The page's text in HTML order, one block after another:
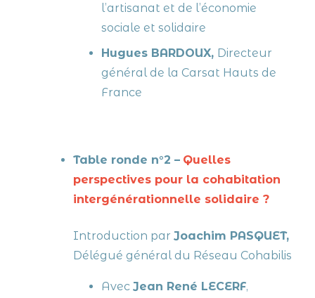
l’artisanat et de l’économie
sociale et solidaire
Hugues BARDOUX, Directeur
général de la Carsat Hauts de
France
Table ronde n°2 – Quelles
perspectives pour la cohabitation
intergénérationnelle solidaire ?
Introduction par Joachim PASQUET,
Délégué général du Réseau Cohabilis
Avec Jean René LECERF,